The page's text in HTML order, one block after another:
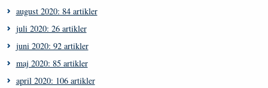
august 2020: 84 artikler
juli 2020: 26 artikler
juni 2020: 92 artikler
maj 2020: 85 artikler
april 2020: 106 artikler